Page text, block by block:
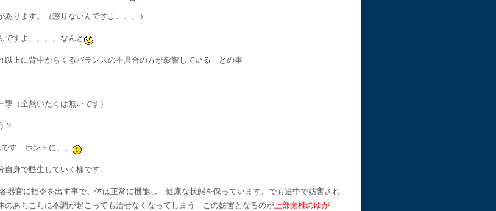
ります。（懲りないんですよ、、、）
ですよ、、、、なんと
上に背中からくるバランスの不具合の方が影響している との事
（全然いたくは無いです）
？
す ホントに、、
身で甦生していく様です。
器官に指令を出す事で、体は正常に機能し 健康な状態を保っています、でも途中で妨害され
のあちこちに不調が起こっても治せなくなってしまう この妨害となるのが上部頸椎のゆが